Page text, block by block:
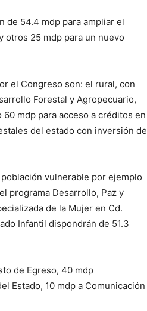
de 54.4 mdp para ampliar el
otros 25 mdp para un nuevo
el Congreso son: el rural, con
Forestal y Agropecuario,
mdp para acceso a créditos en
del estado con inversión de
vulnerable por ejemplo
programa Desarrollo, Paz y
de la Mujer en Cd.
Infantil dispondrán de 51.3
de Egreso, 40 mdp
Estado, 10 mdp a Comunicación